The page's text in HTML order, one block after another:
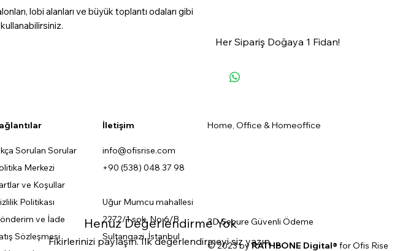
lobi alanları ve büyük toplantı odaları gibi
Her Sipariş Doğaya 1 Fidan!
ormanlarımıza 1 fidan olarak geri dönüyor
#GeleceğeNefes
Henüz Değerlendirme Yok
Fikirlerinizi paylaşın. İlk değerlendirmeyi siz yazın.
Sorulan Sorular
Merkezi
ve Koşullar
Politikası
ve İade
Sözleşmesi
İletişim
info@ofisrise.com
+90 (538) 048 37 98
Uğur Mumcu mahallesi
2272/1 sok. No:6/B
Sultangazi, İstanbul
Home, Office & Homeoffice
3D Secure Güvenli Ödeme
© 2023 byRATHBONE Digital® for Ofis Rise